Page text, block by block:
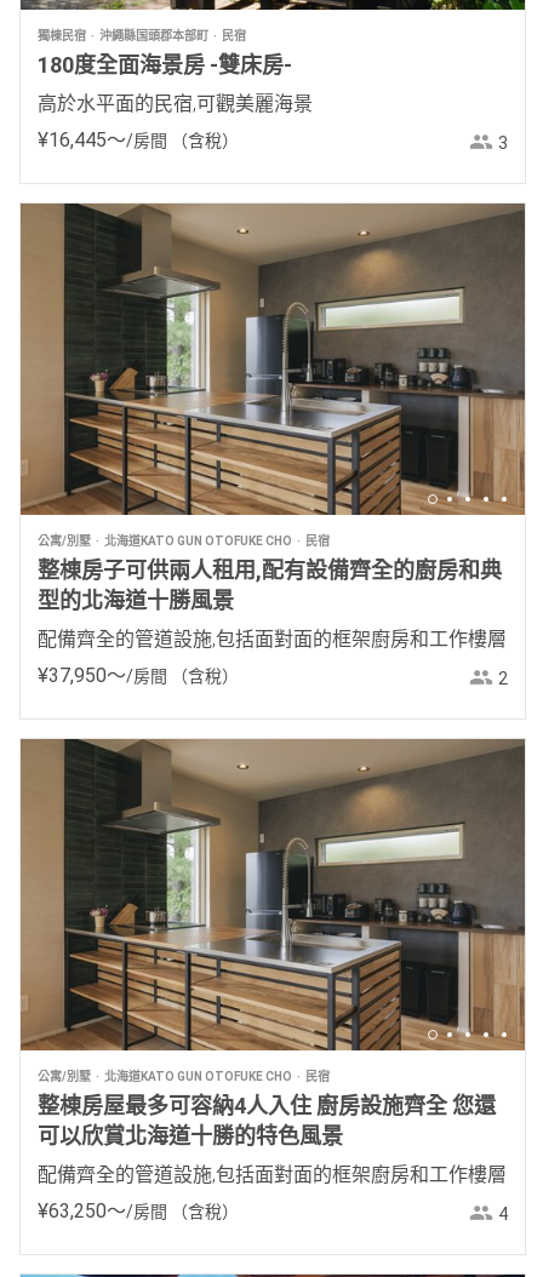
獨棟民宿 沖繩縣国頭郡本部町 民宿
180度全面海景房 -雙床房-
高於水平面的民宿,可觀美麗海景
¥16,445〜/房間 （含稅） 3
公寓/別墅 北海道KATO GUN OTOFUKE CHO 民宿
整棟房子可供兩人租用,配有設備齊全的廚房和典
型的北海道十勝風景
配備齊全的管道設施,包括面對面的框架廚房和工作樓層
¥37,950〜/房間 （含稅） 2
公寓/別墅 北海道KATO GUN OTOFUKE CHO 民宿
整棟房屋最多可容納4人入住 廚房設施齊全 您還
可以欣賞北海道十勝的特色風景
配備齊全的管道設施,包括面對面的框架廚房和工作樓層
¥63,250〜/房間 （含稅） 4